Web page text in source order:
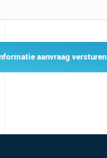
aanvraag versturen